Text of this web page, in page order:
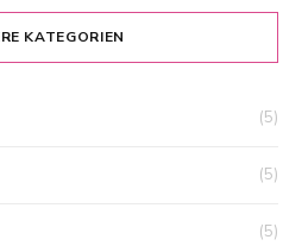
KATEGORIEN
(5)
(5)
(5)